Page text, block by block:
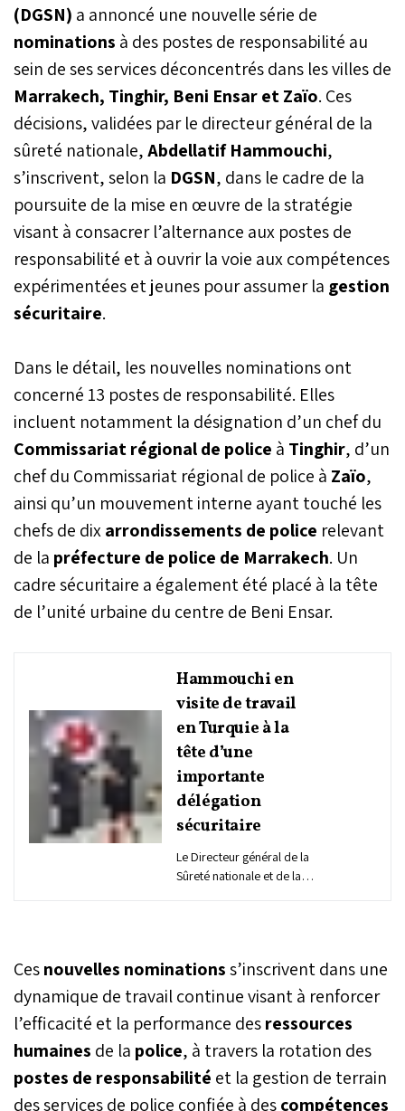
(DGSN) a annoncé une nouvelle série de
nominations à des postes de responsabilité au
sein de ses services déconcentrés dans les villes de
Marrakech, Tinghir, Beni Ensar et Zaïo. Ces
décisions, validées par le directeur général de la
sûreté nationale,Abdellatif Hammouchi,
s’inscrivent, selon la DGSN, dans le cadre de la
poursuite de la mise en œuvre de la stratégie
visant à consacrer l’alternance aux postes de
responsabilité et à ouvrir la voie aux compétences
expérimentées et jeunes pour assumer la gestion
sécuritaire.
Dans le détail, les nouvelles nominations ont
concerné 13 postes de responsabilité. Elles
incluent notamment la désignation d’un chef du
Commissariat régional de police à Tinghir, d’un
chef du Commissariat régional de police à Zaïo,
ainsi qu’un mouvement interne ayant touché les
chefs de dixarrondissements de police relevant
de la préfecture de police de Marrakech. Un
cadre sécuritaire a également été placé à la tête
de l’unité urbaine du centre de Beni Ensar.
Hammouchi en
visite de travail
en Turquie à la
tête d’une
importante
délégation
sécuritaire
Le Directeur général de la
Sûreté nationale et de la
Turquie, les 7 et 8 mai, à la
tête d’une importante
Pôle de la Direction
générale de la Sûreté
nationale (DGSN) et de la
Direction générale de la
Surveillance du territoire
Cesnouvelles nominationss’inscrivent dans une
dynamique de travail continue visant à renforcer
l’efficacité et la performance desressources
humaines de la police, à travers la rotation des
postes de responsabilité et la gestion de terrain
des services de police confiée à descompétences